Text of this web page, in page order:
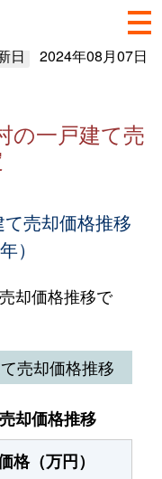
日 2024年08月07日
の一戸建て売
売却価格推移
）
却価格推移で
売却価格推移
却価格推移
格（万円）